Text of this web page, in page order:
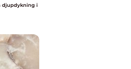
djupdykning i